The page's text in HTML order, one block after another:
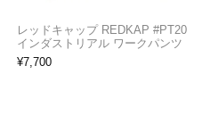
レッドキャップ REDKAP #PT20
インダストリアル ワークパンツ
¥7,700